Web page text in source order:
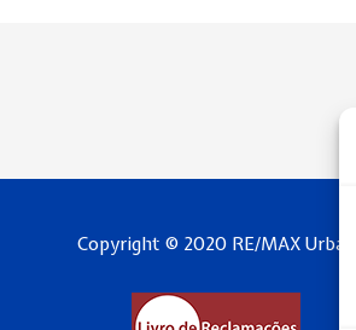
Copyright © 2020 RE/MAX Urban